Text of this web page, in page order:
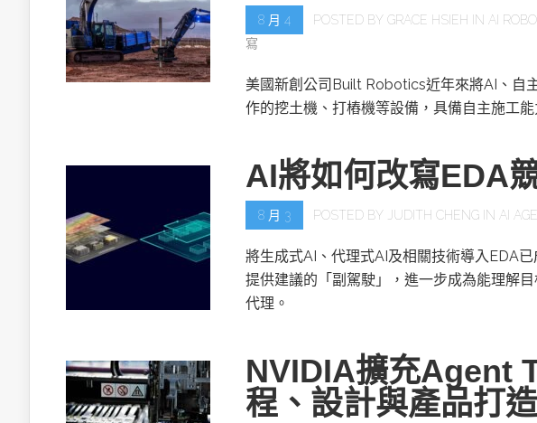
8 月 4 POSTED BY GRACE HSIEH IN AI
寫
美國新創公司Built Robotics近年來將AI、自
作的挖土機、打樁機等設備，具備自主施工能
AI將如何改寫EDA
8 月 3 POSTED BY JUDITH CHENG IN AI
將生成式AI、代理式AI及相關技術導入EDA
提供建議的「副駕駛」，進一步成為能理解
代理。
NVIDIA擴充
程、設計與產品打